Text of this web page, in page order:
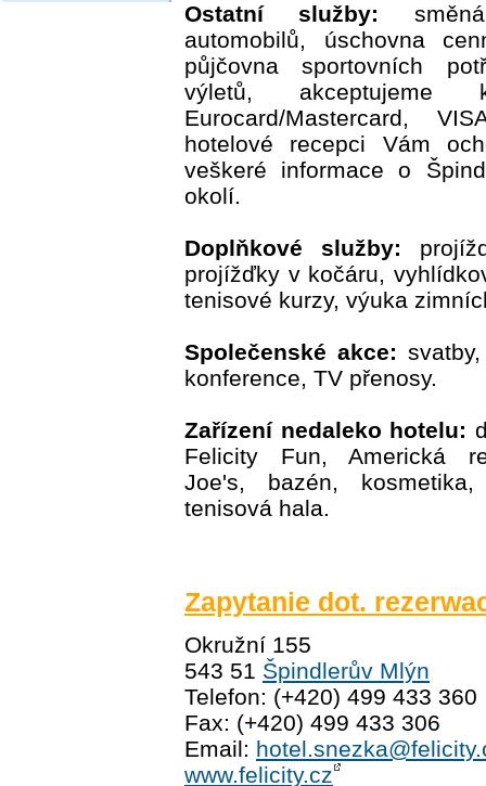
Ostatní služby:
automobilů, úschovna
půjčovna sportovních
výletů, akceptujeme
Eurocard/Mastercard,
hotelové recepci Vám
veškeré informace o
okolí.
Doplňkové služby:
projížďky v kočáru,
tenisové kurzy, výuka
Společenské akce:
konference, TV přenosy.
Zařízení nedaleko hotelu:
Felicity Fun, Americká
Joe's, bazén,
tenisová hala.
Zapytanie dot.
Okružní 155
543 51 Špindlerův Mlýn
Telefon: (+420) 499 433 360
Fax: (+420) 499 433 306
Email:
www.felicity.cz